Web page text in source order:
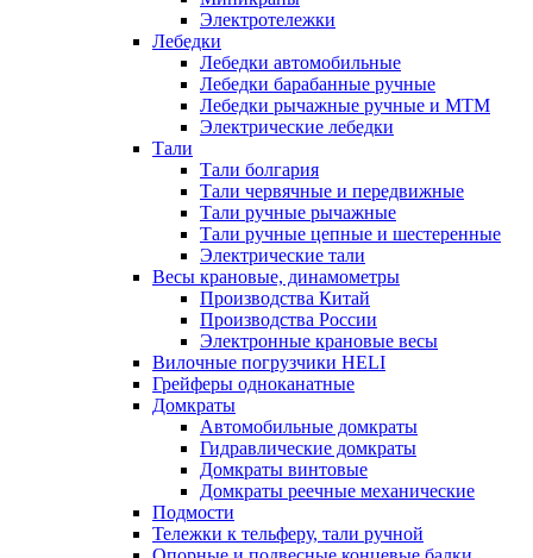
Электротележки
Лебедки
Лебедки автомобильные
Лебедки барабанные ручные
Лебедки рычажные ручные и МТМ
Электрические лебедки
Тали
Тали болгария
Тали червячные и передвижные
Тали ручные рычажные
Тали ручные цепные и шестеренные
Электрические тали
Весы крановые, динамометры
Производства Китай
Производства России
Электронные крановые весы
Вилочные погрузчики HELI
Грейферы одноканатные
Домкраты
Автомобильные домкраты
Гидравлические домкраты
Домкраты винтовые
Домкраты реечные механические
Подмости
Тележки к тельферу, тали ручной